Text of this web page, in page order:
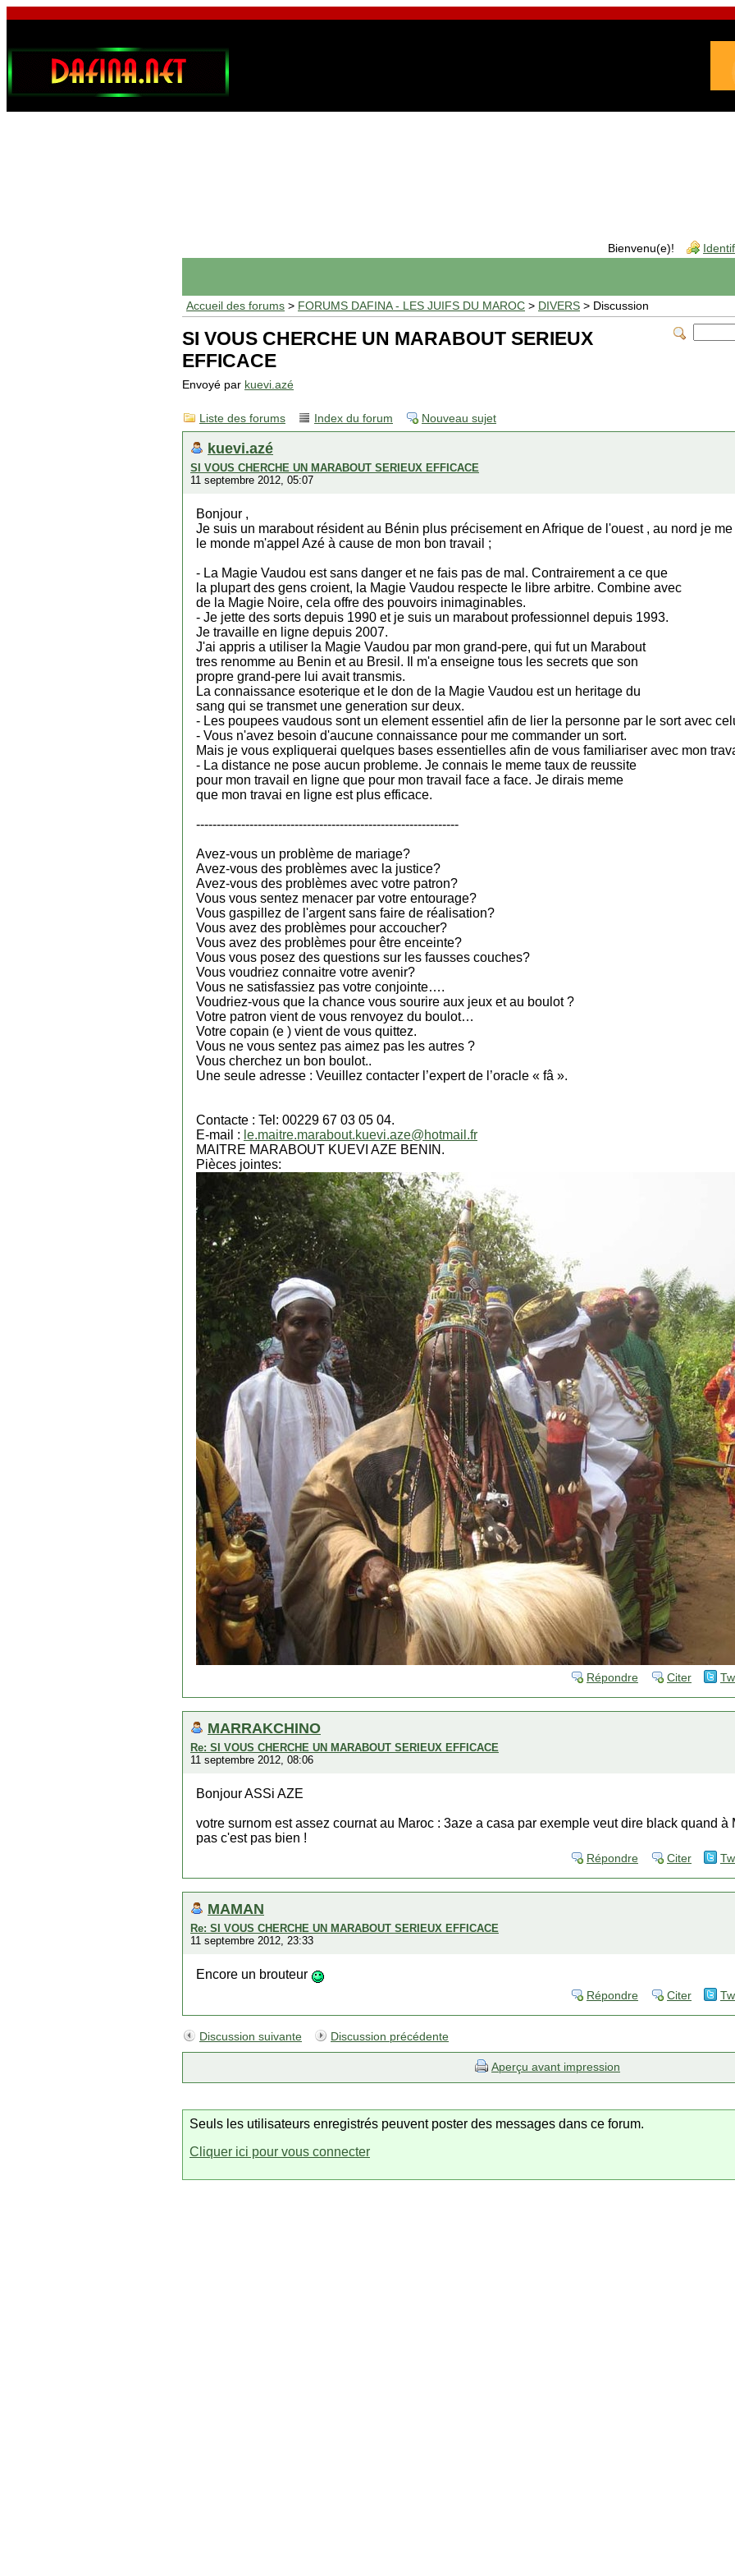
Bienvenu(e)!
Accueil des forums > FORUMS DAFINA - LES JUIFS DU MAROC > DIVERS > Discussion
SI VOUS CHERCHE UN MARABOUT SERIEUX
EFFICACE
Envoyé par kuevi.azé
Liste des forums Index du forum Nouveau sujet
kuevi.azé
SI VOUS CHERCHE UN MARABOUT SERIEUX EFFICACE
11 septembre 2012, 05:07
Bonjour ,
Je suis un marabout résident au Bénin plus précisement en Afrique de l'ouest , au nord je
le monde m'appel Azé à cause de mon bon travail ;
- La Magie Vaudou est sans danger et ne fais pas de mal. Contrairement a ce que
la plupart des gens croient, la Magie Vaudou respecte le libre arbitre. Combine avec
de la Magie Noire, cela offre des pouvoirs inimaginables.
- Je jette des sorts depuis 1990 et je suis un marabout professionnel depuis 1993.
Je travaille en ligne depuis 2007.
J'ai appris a utiliser la Magie Vaudou par mon grand-pere, qui fut un Marabout
tres renomme au Benin et au Bresil. Il m'a enseigne tous les secrets que son
propre grand-pere lui avait transmis.
La connaissance esoterique et le don de la Magie Vaudou est un heritage du
sang qui se transmet une generation sur deux.
- Les poupees vaudous sont un element essentiel afin de lier la personne par le sort avec
- Vous n'avez besoin d'aucune connaissance pour me commander un sort.
Mais je vous expliquerai quelques bases essentielles afin de vous familiariser avec mon
- La distance ne pose aucun probleme. Je connais le meme taux de reussite
pour mon travail en ligne que pour mon travail face a face. Je dirais meme
que mon travai en ligne est plus efficace.
----------------------------------------------------------------
Avez-vous un problème de mariage?
Avez-vous des problèmes avec la justice?
Avez-vous des problèmes avec votre patron?
Vous vous sentez menacer par votre entourage?
Vous gaspillez de l'argent sans faire de réalisation?
Vous avez des problèmes pour accoucher?
Vous avez des problèmes pour être enceinte?
Vous vous posez des questions sur les fausses couches?
Vous voudriez connaitre votre avenir?
Vous ne satisfassiez pas votre conjointe….
Voudriez-vous que la chance vous sourire aux jeux et au boulot ?
Votre patron vient de vous renvoyez du boulot…
Votre copain (e ) vient de vous quittez.
Vous ne vous sentez pas aimez pas les autres ?
Vous cherchez un bon boulot..
Une seule adresse : Veuillez contacter l’expert de l’oracle « fâ ».
Contacte : Tel: 00229 67 03 05 04.
E-mail : le.maitre.marabout.kuevi.aze@hotmail.fr
MAITRE MARABOUT KUEVI AZE BENIN.
Pièces jointes:
Répondre Citer
MARRAKCHINO
Re: SI VOUS CHERCHE UN MARABOUT SERIEUX EFFICACE
11 septembre 2012, 08:06
Bonjour ASSi AZE
votre surnom est assez cournat au Maroc : 3aze a casa par exemple veut dire black quand à
pas c'est pas bien !
Répondre Citer
MAMAN
Re: SI VOUS CHERCHE UN MARABOUT SERIEUX EFFICACE
11 septembre 2012, 23:33
Encore un brouteur
Répondre Citer
Discussion suivante Discussion précédente
Aperçu avant impression
Seuls les utilisateurs enregistrés peuvent poster des messages dans ce forum.
Cliquer ici pour vous connecter